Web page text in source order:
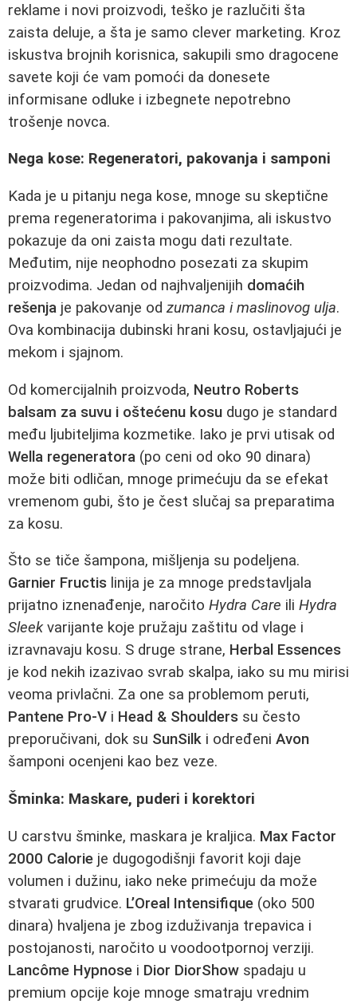
reklame i novi proizvodi, teško je razlučiti šta
zaista deluje, a šta je samo clever marketing. Kroz
iskustva brojnih korisnica, sakupili smo dragocene
savete koji će vam pomoći da donesete
informisane odluke i izbegnete nepotrebno
trošenje novca.
Nega kose: Regeneratori, pakovanja i samponi
Kada je u pitanju nega kose, mnoge su skeptične
prema regeneratorima i pakovanjima, ali iskustvo
pokazuje da oni zaista mogu dati rezultate.
Međutim, nije neophodno posezati za skupim
proizvodima. Jedan od najhvaljenijih domaćih
rešenja je pakovanje od zumanca i maslinovog ulja.
Ova kombinacija dubinski hrani kosu, ostavljajući je
mekom i sjajnom.
Od komercijalnih proizvoda, Neutro Roberts
balsam za suvu i oštećenu kosu dugo je standard
među ljubiteljima kozmetike. Iako je prvi utisak od
Wella regeneratora (po ceni od oko 90 dinara)
može biti odličan, mnoge primećuju da se efekat
vremenom gubi, što je čest slučaj sa preparatima
za kosu.
Što se tiče šampona, mišljenja su podeljena.
Garnier Fructis linija je za mnoge predstavljala
prijatno iznenađenje, naročito Hydra Care ili Hydra
Sleekvarijante koje pružaju zaštitu od vlage i
izravnavaju kosu. S druge strane, Herbal Essences
je kod nekih izazivao svrab skalpa, iako su mu mirisi
veoma privlačni. Za one sa problemom peruti,
Pantene Pro-V i Head & Shoulders su često
preporučivani, dok su SunSilk i određeni Avon
šamponi ocenjeni kao bez veze.
Šminka: Maskare, puderi i korektori
U carstvu šminke, maskara je kraljica. Max Factor
2000 Calorie je dugogodišnji favorit koji daje
volumen i dužinu, iako neke primećuju da može
stvarati grudvice. L’Oreal Intensifique (oko 500
dinara) hvaljena je zbog izduživanja trepavica i
postojanosti, naročito u voodootpornoj verziji.
Lancôme Hypnose i Dior DiorShow spadaju u
premium opcije koje mnoge smatraju vrednim